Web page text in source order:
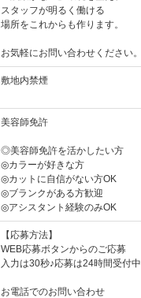
スタッフが明るく働ける
場所をこれからも作ります。
お気軽にお問い合わせください。
敷地内禁煙
美容師免許
◎美容師免許を活かしたい方
◎カラーが好きな方
◎カットに自信がない方OK
◎ブランクがある方歓迎
◎アシスタント経験のみOK
【応募方法】
WEB応募ボタンからのご応募
入力は30秒♪応募は24時間受付中
お電話でのお問い合わせ